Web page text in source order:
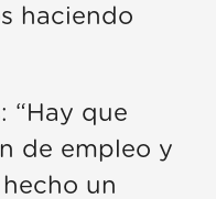
haciendo
“Hay que
de empleo y
un